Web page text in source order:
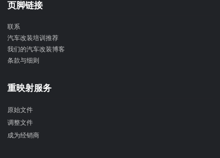
页脚链接
联系
汽车改装培训推荐
我们的汽车改装博客
条款与细则
重映射服务
原始文件
调整文件
成为经销商